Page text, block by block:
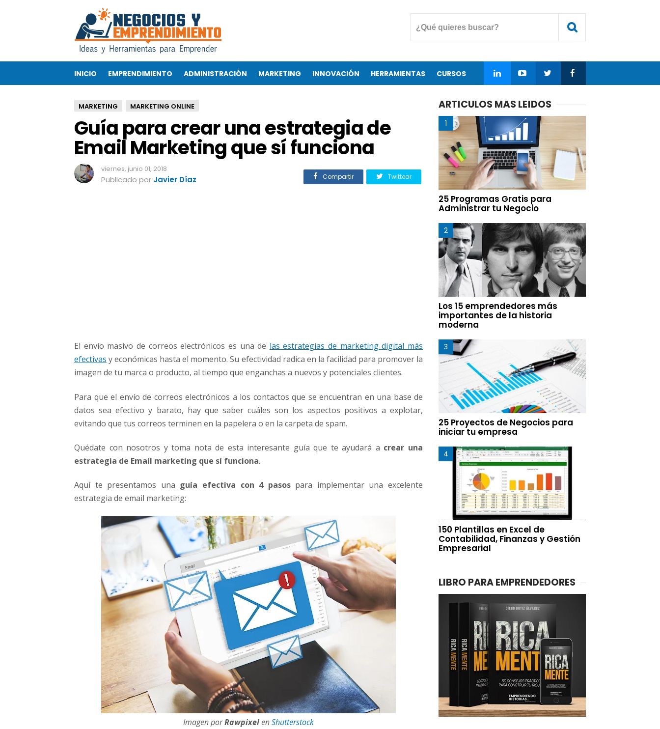
r
a
c
r
e
a
r
u
n
a
i
l
M
k
e
t
n
q
e
s
INICIO EMPRENDIMIENTO ADMINISTRACIÓN MARKETING INNOVACIÓN HERRAMIENTAS CURSOS
MARKETING MARKETING ONLINE
Guía para crear una estrategia de
Email Marketing que sí funciona
viernes, junio 01, 2018
Publicado por Javier Díaz Compartir Twittear
El envío masivo de correos electrónicos es una de las estrategias de marketing digital más
efectivas y económicas hasta el momento. Su efectividad radica en la facilidad para promover la
imagen de tu marca o producto, al tiempo que enganchas a nuevos y potenciales clientes.
Para que el envío de correos electrónicos a los contactos que se encuentran en una base de
datos sea efectivo y barato, hay que saber cuáles son los aspectos positivos a explotar,
evitando que tus correos terminen en la papelera o en la carpeta de spam.
Quédate con nosotros y toma nota de esta interesante guía que te ayudará a crear una
estrategia de Email marketing que sí funciona.
Aquí te presentamos una guía efectiva con 4 pasospara implementar una excelente
estrategia de email marketing:
Imagen porRawpixelenShutterstock
ARTÍCULOS MÁS LEÍDOS
25 Programas Gratis para
Administrar tu Negocio
Los 15 emprendedores más
importantes de la historia
moderna
25 Proyectos de Negocios para
iniciar tu empresa
150 Plantillas en Excel de
Contabilidad, Finanzas y Gestión
Empresarial
LIBRO PARA EMPRENDEDORES